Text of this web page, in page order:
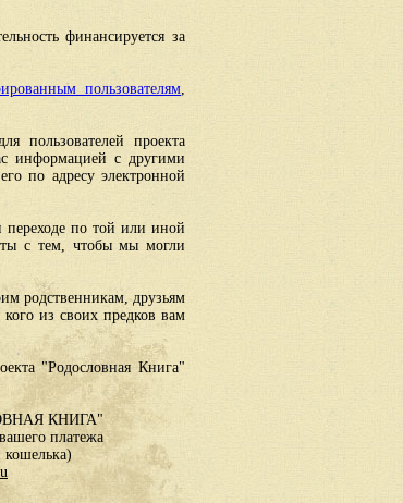
финансируется за
пользователям,
пользователей проекта
информацией с другими
по адресу электронной
переходе по той или иной
с тем, чтобы мы могли
родственникам, друзьям
из своих предков вам
"Родословная Книга"
КНИГА"
платежа